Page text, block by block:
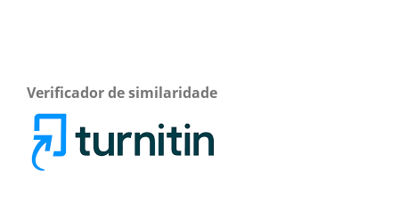
Verificador de similaridade